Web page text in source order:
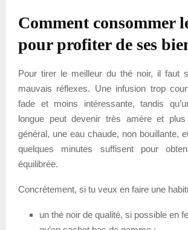
Comment consommer
pour profiter de ses
Pour tirer le meilleur du thé noir, il faut
mauvais réflexes. Une infusion trop
fade et moins intéressante, tandis
longue peut devenir très amère et plus
général, une eau chaude, non bouillante,
quelques minutes suffisent pour
équilibrée.
Concrètement, si tu veux en faire une
un thé noir de qualité, si possible en